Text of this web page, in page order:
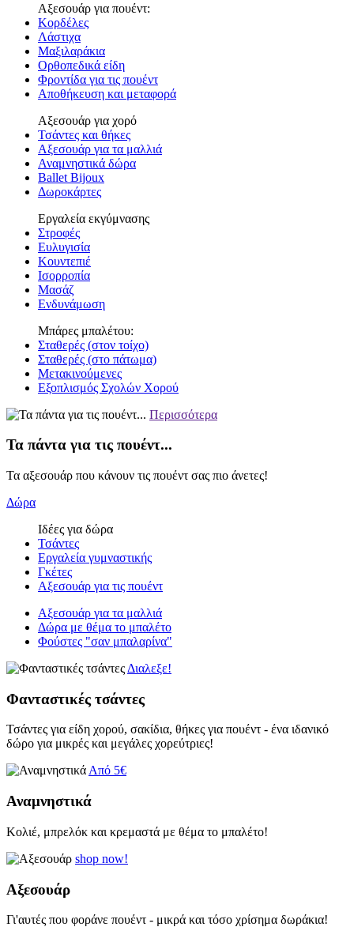
Αξεσουάρ για πουέντ:
Κορδέλες
Λάστιχα
Μαξιλαράκια
Ορθοπεδικά είδη
Φροντίδα για τις πουέντ
Αποθήκευση και μεταφορά
Αξεσουάρ για χορό
Τσάντες και θήκες
Αξεσουάρ για τα μαλλιά
Αναμνηστικά δώρα
Ballet Bijoux
Δωροκάρτες
Εργαλεία εκγύμνασης
Στροφές
Ευλυγισία
Κουντεπιέ
Ισορροπία
Μασάζ
Ενδυνάμωση
Μπάρες μπαλέτου:
Σταθερές (στον τοίχο)
Σταθερές (στο πάτωμα)
Μετακινούμενες
Εξοπλισμός Σχολών Χορού
Περισσότερα
Τα πάντα για τις πουέντ...
Τα αξεσουάρ που κάνουν τις πουέντ σας πιο άνετες!
Δώρα
Ιδέες για δώρα
Τσάντες
Εργαλεία γυμναστικής
Γκέτες
Αξεσουάρ για τις πουέντ
Αξεσουάρ για τα μαλλιά
Δώρα με θέμα το μπαλέτο
Φούστες "σαν μπαλαρίνα"
Διαλεξε!
Φανταστικές τσάντες
Τσάντες για είδη χορού, σακίδια, θήκες για πουέντ - ένα ιδανικό
δώρο για μικρές και μεγάλες χορεύτριες!
Από 5€
Αναμνηστικά
Κολιέ, μπρελόκ και κρεμαστά με θέμα το μπαλέτο!
shop now!
Αξεσουάρ
Γι'αυτές που φοράνε πουέντ - μικρά και τόσο χρίσημα δωράκια!